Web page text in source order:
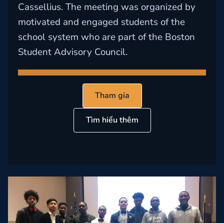
Cassellius. The meeting was organized by
motivated and engaged students of the
school system who are part of the Boston
Student Advisory Council.
Tham gia
Tìm hiểu thêm